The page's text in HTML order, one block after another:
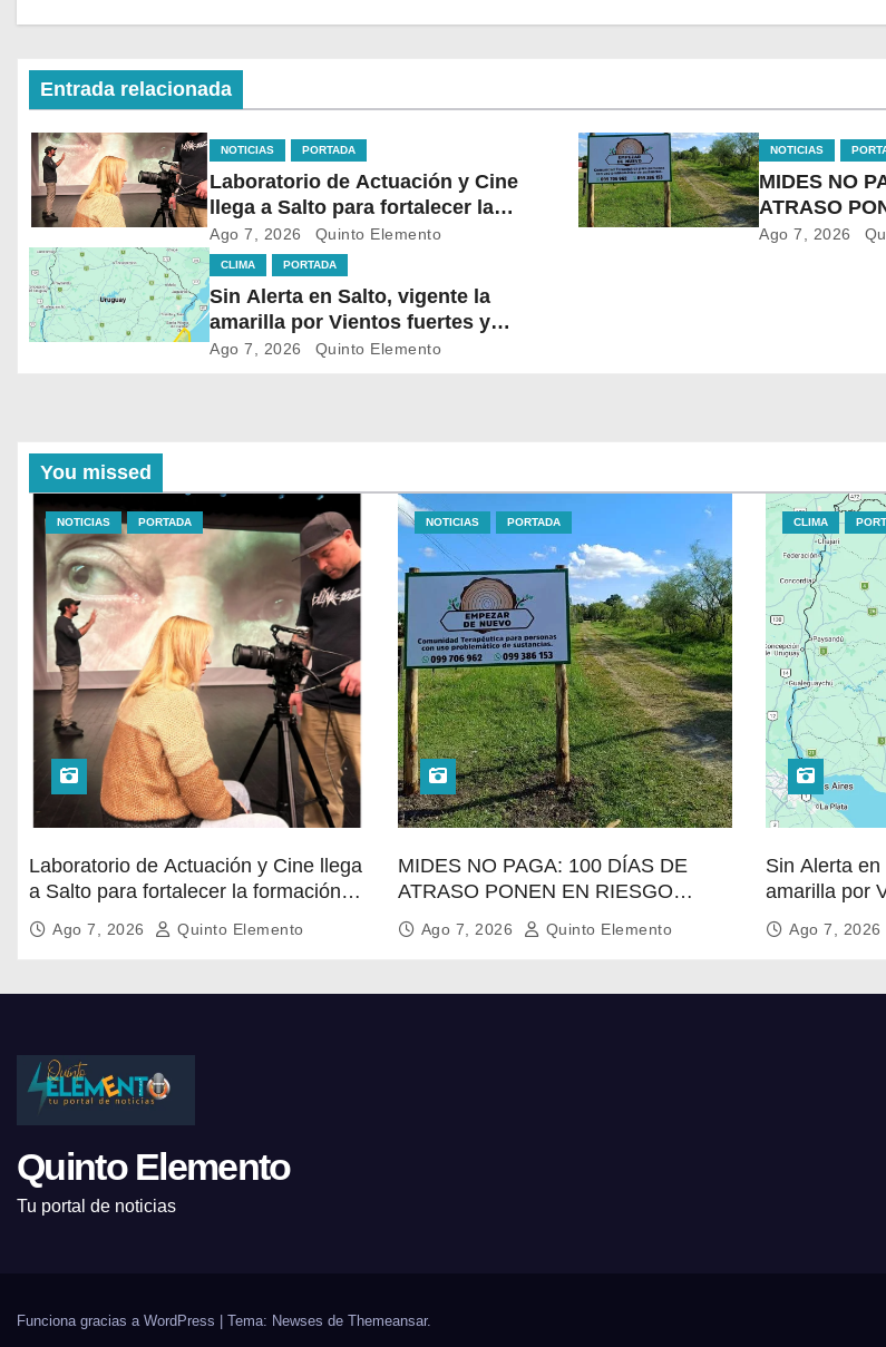
Entrada relacionada
NOTICIAS PORTADA
Laboratorio de Actuación y Cine
llega a Salto para fortalecer la
formación audiovisual en el norte
del país
Ago 7, 2026 Quinto Elemento
NOTICIAS
MIDES NO
ATRASO
Ago 7, 2026
CLIMA PORTADA
Sin Alerta en Salto, vigente la
amarilla por Vientos fuertes y
persistentes en el sur
Ago 7, 2026 Quinto Elemento
You missed
NOTICIAS PORTADA
Laboratorio de Actuación y Cine llega
a Salto para fortalecer la formación
audiovisual en el norte del país
Ago 7, 2026 Quinto Elemento
NOTICIAS PORTADA
MIDES NO PAGA: 100 DÍAS DE
ATRASO PONEN EN RIESGO
LACONTINUIDAD DE
TRATAMIENTO PARA LA
SALTO
Ago 7, 2026 Quinto Elemento
CLIMA
Sin Alerta
amarilla por
Ago 7, 2026
Quinto Elemento
Tu portal de noticias
Funciona gracias a WordPress | Tema: Newses de Themeansar.